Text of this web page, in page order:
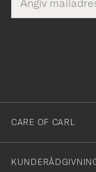
mailadresse
skal
Tack
för
dig
till
vårt
CARE OF CARL